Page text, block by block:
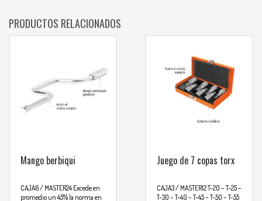
PRODUCTOS RELACIONADOS
Mango berbiqui
CAJA6 / MASTER24 Excede en
promedio un 45% la norma en
Juego de 7 copas torx
CAJA3 / MASTER12T-20 – T-25 –
T-30 – T-40 – T-45 – T-50 – T-55